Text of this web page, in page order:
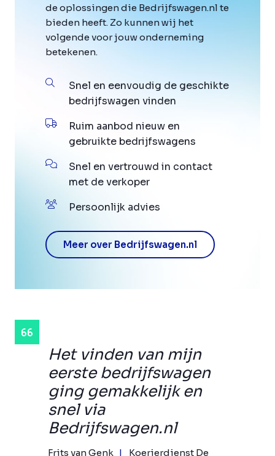
Het vinden van mijn
eerste bedrijfswagen
ging gemakkelijk en
snel via
Bedrijfswagen.nl
Frits van Genk
Koerierdienst De
de oplossingen die Bedrijfswagen.nl te
bieden heeft. Zo kunnen wij het
volgende voor jouw onderneming
betekenen.
Snel en eenvoudig de geschikte
bedrijfswagen vinden
Ruim aanbod nieuw en
gebruikte bedrijfswagens
Snel en vertrouwd in contact
met de verkoper
Persoonlijk advies
Meer over Bedrijfswagen.nl